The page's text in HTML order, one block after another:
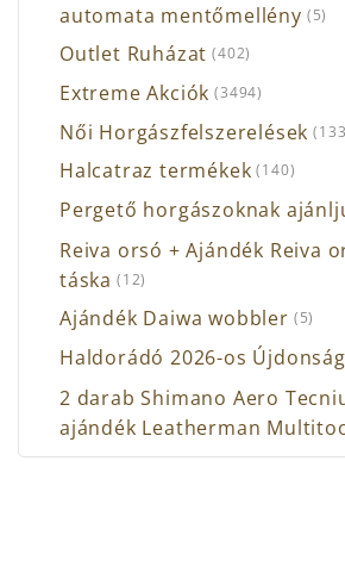
automata mentőmellény (5)
Outlet Ruházat (402)
Extreme Akciók (3494)
Női Horgászfelszerelések
Halcatraz termékek (140)
Pergető horgászoknak
Reiva orsó + Ajándék Reiva
táska (12)
Ajándék Daiwa wobbler (5)
Haldorádó 2026-os
2 darab Shimano Aero
ajándék Leatherman